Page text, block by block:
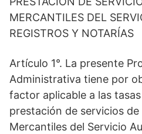
MERCANTILES DEL
REGISTROS Y NOTARÍAS
Artículo 1°. La presente
Administrativa tiene por
factor aplicable a las
prestación de servicios
Mercantiles del Servicio